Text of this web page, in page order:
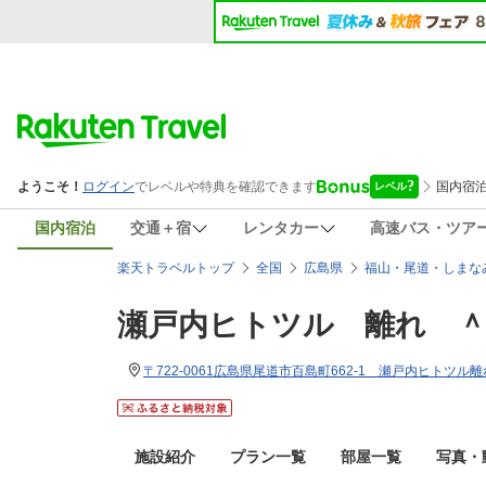
国内宿泊 交通＋宿 レンタカー 高速バス・ツア
楽天トラベルトップ 全国 広島県 福山・尾道・しまな
瀬戸内ヒトツル 離れ ＾
〒722-0061広島県尾道市百島町662-1 瀬戸内ヒトツル
施設紹介 プラン一覧 部屋一覧 写真・